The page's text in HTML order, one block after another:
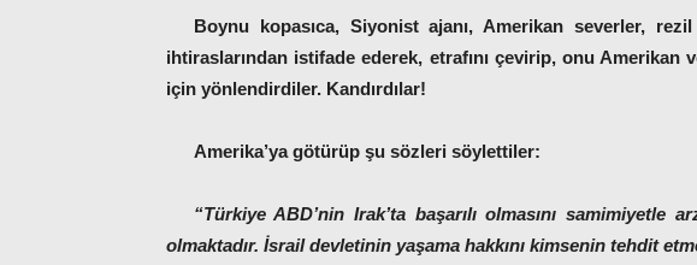
Boynu kopasıca, Siyonist ajanı, Amerikan severler,
ihtiraslarından istifade ederek, etrafını çevirip, onu Amerikan
için yönlendirdiler. Kandırdılar!
Amerika’ya götürüp şu sözleri söylettiler:
“Türkiye ABD’nin Irak’ta başarılı olmasını
olmaktadır. İsrail devletinin yaşama hakkını kimsenin tehdit